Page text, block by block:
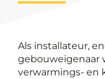
Als installateur,
gebouweigenaar
verwarmings- en